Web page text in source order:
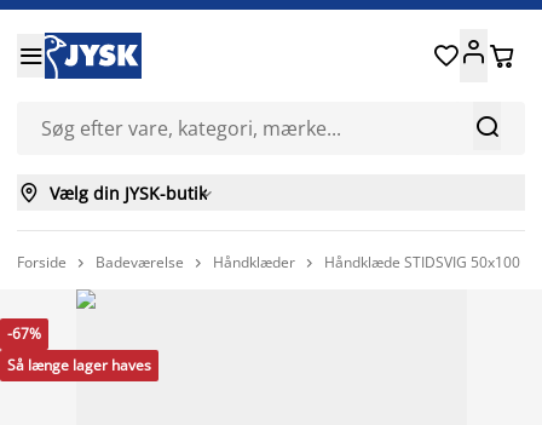


 
 Vælg din JYSK-butik
Forside  Badeværelse  Håndklæder  Håndklæde STIDSVIG 50x100
-67%
Så længe lager haves